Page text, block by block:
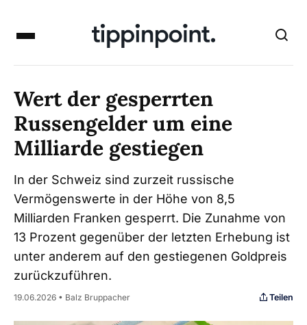
Wert der gesperrten
Russengelder um eine
Milliarde gestiegen
In der Schweiz sind zurzeit russische
Vermögenswerte in der Höhe von 8,5
Milliarden Franken gesperrt. Die Zunahme von
13 Prozent gegenüber der letzten Erhebung ist
unter anderem auf den gestiegenen Goldpreis
zurückzuführen.
19.06.2026 • Balz Bruppacher Teilen